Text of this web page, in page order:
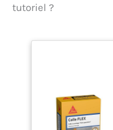
tutoriel ?